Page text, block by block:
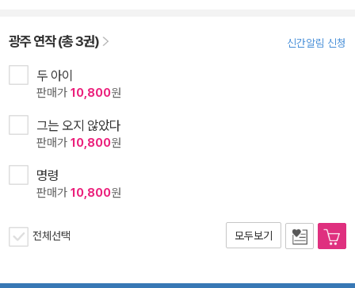
광주 연작 (총 3권) 신간알림 신청
두 아이
판매가 10,800원
그는 오지 않았다
판매가 10,800원
명령
판매가 10,800원
전체선택 모두보기